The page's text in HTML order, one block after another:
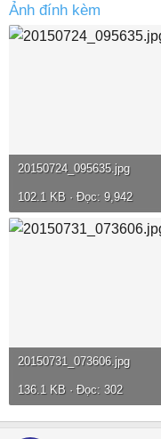
Ảnh đính kèm
20150724_095635.jpg
102.1 KB · Đọc: 9,942
20150731_073606.jpg
136.1 KB · Đọc: 302